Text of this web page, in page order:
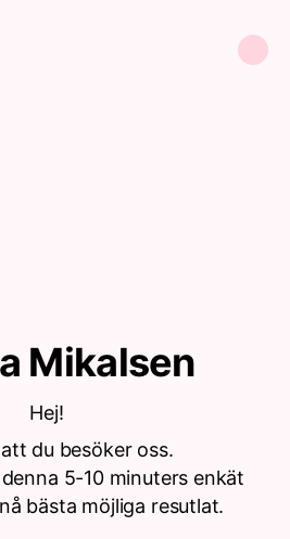
Mikalsen
Hej!
du besöker oss.
5-10 minuters enkät
bästa möjliga resutlat.